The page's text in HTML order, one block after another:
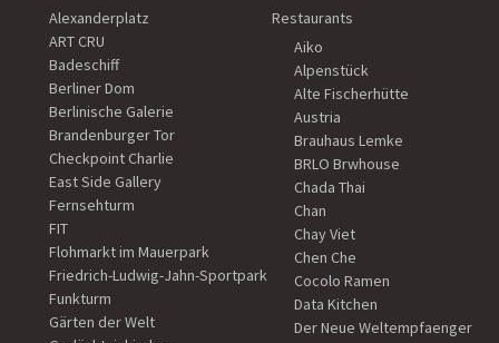
Alexanderplatz
ART CRU
Badeschiff
Berliner Dom
Berlinische Galerie
Brandenburger Tor
Checkpoint Charlie
East Side Gallery
Fernsehturm
FIT
Flohmarkt im Mauerpark
Friedrich-Ludwig-Jahn-Sportpark
Funkturm
Gärten der Welt
Restaurants
Aiko
Alpenstück
Alte Fischerhütte
Austria
Brauhaus Lemke
BRLO Brwhouse
Chada Thai
Chan
Chay Viet
Chen Che
Cocolo Ramen
Data Kitchen
Der Neue Weltempfaenger